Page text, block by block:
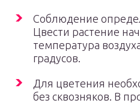
Соблюдение
Цвести растение
температура
градусов.
Для цветения
без сквозняков. В